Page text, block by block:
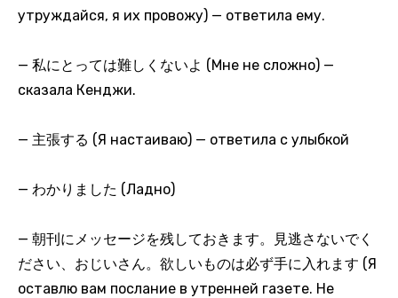
утруждайся, я их провожу) — ответила ему.
— 私にとっては難しくないよ (Мне не сложно) —
сказала Кенджи.
— 主張する (Я настаиваю) — ответила с улыбкой
— わかりました (Ладно)
— 朝刊にメッセージを残しておきます。見逃さないでく
ださい、おじいさん。欲しいものは必ず手に入れます (Я
оставлю вам послание в утренней газете. Не